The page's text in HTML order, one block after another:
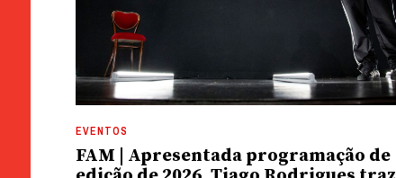
EVENTOS
FAM | Apresentada programação de